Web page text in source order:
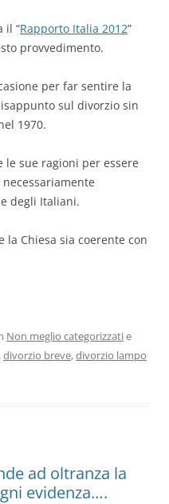
il “Rapporto Italia 2012”
provvedimento.
per far sentire la
sul divorzio sin
1970.
le sue ragioni per essere
degli Italiani.
la Chiesa sia coerente con
Non meglio categorizzatie
,divorzio breve,divorzio lampo
ad oltranza la
evidenza….